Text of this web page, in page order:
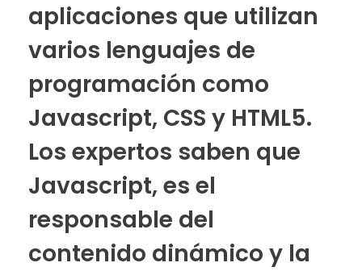
aplicaciones que utilizan
varios lenguajes de
programación como
Javascript, CSS y HTML5.
Los expertos saben que
Javascript, es el
responsable del
contenido dinámico y la